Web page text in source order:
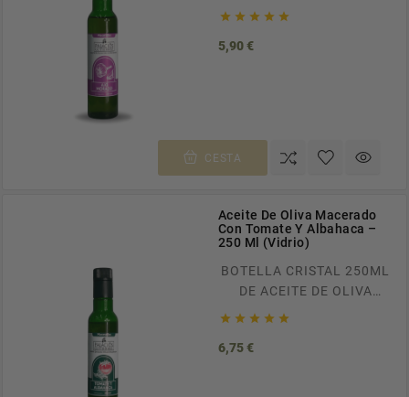
VIRGEN EXTRA
MORADO ENVÍOS
TAN SOLO 24/48H.
    
5,90 €Precio
CESTA
Aceite De Oliva Macerado
Con Tomate Y Albahaca –
250 Ml (Vidrio)
BOTELLA CRISTAL 250ML
DE ACEITE DE OLIVA
VIRGEN EXTRA
SECO Y ALBAHACA
    
6,75 €Precio